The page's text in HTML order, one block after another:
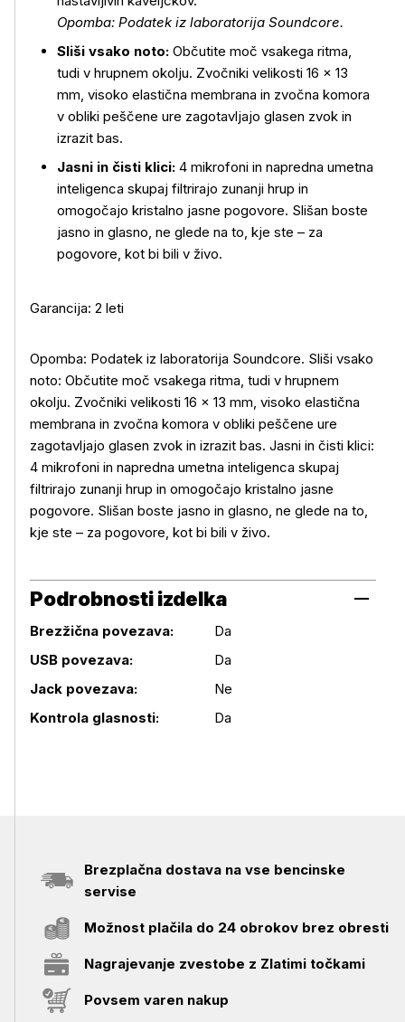
Opomba: Podatek iz laboratorija Soundcore.
Sliši vsako noto: Občutite moč vsakega ritma,
tudi v hrupnem okolju. Zvočniki velikosti 16 × 13
mm, visoko elastična membrana in zvočna komora
v obliki peščene ure zagotavljajo glasen zvok in
izrazit bas.
Jasni in čisti klici: 4 mikrofoni in napredna umetna
inteligenca skupaj filtrirajo zunanji hrup in
omogočajo kristalno jasne pogovore. Slišan boste
jasno in glasno, ne glede na to, kje ste – za
pogovore, kot bi bili v živo.
Garancija: 2 leti
Opomba: Podatek iz laboratorija Soundcore. Sliši vsako
noto: Občutite moč vsakega ritma, tudi v hrupnem
okolju. Zvočniki velikosti 16 × 13 mm, visoko elastična
membrana in zvočna komora v obliki peščene ure
zagotavljajo glasen zvok in izrazit bas. Jasni in čisti klici:
4 mikrofoni in napredna umetna inteligenca skupaj
filtrirajo zunanji hrup in omogočajo kristalno jasne
pogovore. Slišan boste jasno in glasno, ne glede na to,
kje ste – za pogovore, kot bi bili v živo.
Podrobnosti izdelka
Podrobnosti izdelka
Brezžična povezava:
Da
USB povezava:
Da
Jack povezava:
Ne
Kontrola glasnosti:
Da
Brezplačna dostava na vse bencinske
servise
Možnost plačila do 24 obrokov brez obresti
Nagrajevanje zvestobe z Zlatimi točkami
Povsem varen nakup